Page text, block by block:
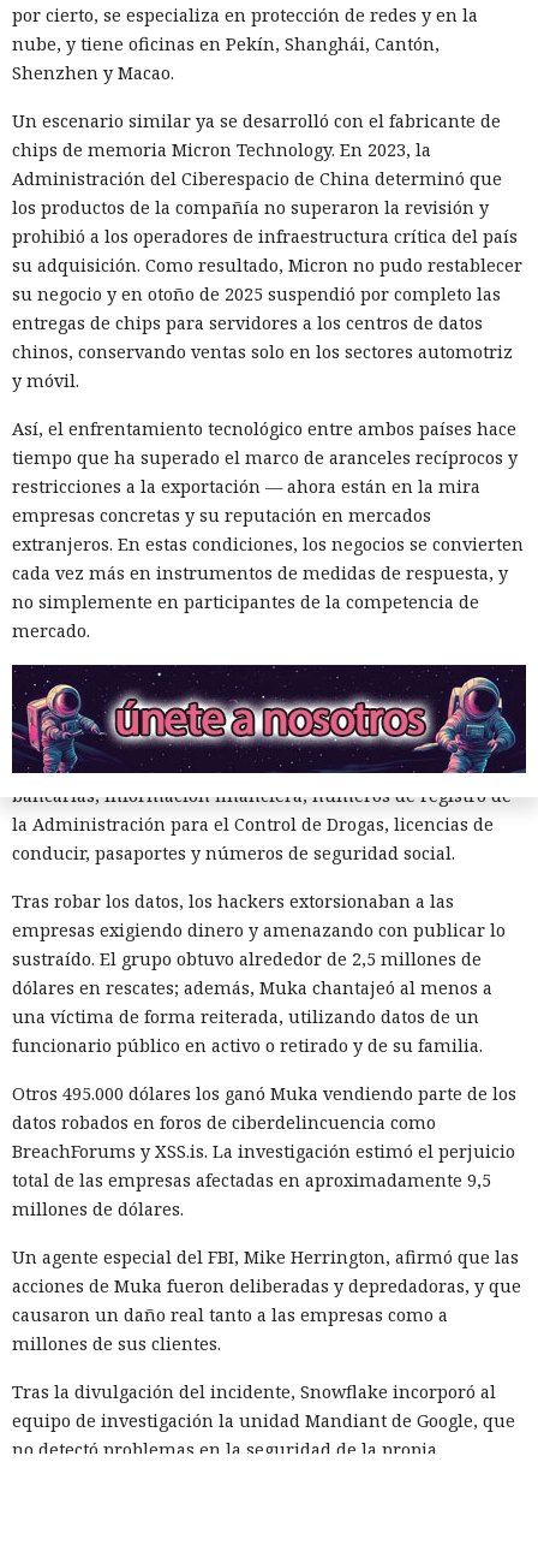
por cierto, se especializa en protección de redes y en la
nube, y tiene oficinas en Pekín, Shanghái, Cantón,
Shenzhen y Macao.
Un escenario similar ya se desarrolló con el fabricante de
chips de memoria Micron Technology. En 2023, la
Administración del Ciberespacio de China determinó que
los productos de la compañía no superaron la revisión y
prohibió a los operadores de infraestructura crítica del país
su adquisición. Como resultado, Micron no pudo restablecer
su negocio y en otoño de 2025 suspendió por completo las
entregas de chips para servidores a los centros de datos
chinos, conservando ventas solo en los sectores automotriz
y móvil.
Así, el enfrentamiento tecnológico entre ambos países hace
tiempo que ha superado el marco de aranceles recíprocos y
restricciones a la exportación — ahora están en la mira
empresas concretas y su reputación en mercados
extranjeros. En estas condiciones, los negocios se convierten
cada vez más en instrumentos de medidas de respuesta, y
no simplemente en participantes de la competencia de
mercado.
El canadiense Connor Riley Muka ganó dinero durante
muchos meses con datos robados de otras personas, antes
de ser detenido y entregado a la justicia estadounidense por
uno de los mayores hackeos de los últimos años — ataque a
la plataforma en la nube Snowflake.
Muka, de 26 años, se declaró culpable de cargos de fraude
informático y telefónico, robo agravado de datos personales
y conspiración en un tribunal federal del estado de
Washington. Su sentencia se dictará el 27 de octubre; la
pena máxima es de hasta 32 años de prisión.
acceder a cuentas de Snowflake y robaron información de al
menos 165 empresas. Entre las afectadas se encuentran
AT&T, Ticketmaster, Advance Auto Parts, Neiman Marcus,
Santander, LendingTree y uno de los distritos escolares más
grandes de Estados Unidos.
La magnitud de las filtraciones fue enorme: en el caso de
AT&T se trató de registros de llamadas y mensajes de más
de 100 millones de abonados, y el hackeo a Ticketmaster
afectó a alrededor de 560 millones de usuarios.
Según la investigación, los hackeos ocurrieron entre febrero
y octubre de 2024. Los atacantes accedieron a cuentas
bancarias, información financiera, números de registro de
la Administración para el Control de Drogas, licencias de
conducir, pasaportes y números de seguridad social.
Tras robar los datos, los hackers extorsionaban a las
empresas exigiendo dinero y amenazando con publicar lo
sustraído. El grupo obtuvo alrededor de 2,5 millones de
dólares en rescates; además, Muka chantajeó al menos a
una víctima de forma reiterada, utilizando datos de un
funcionario público en activo o retirado y de su familia.
Otros 495.000 dólares los ganó Muka vendiendo parte de los
datos robados en foros de ciberdelincuencia como
BreachForums y XSS.is. La investigación estimó el perjuicio
total de las empresas afectadas en aproximadamente 9,5
millones de dólares.
Un agente especial del FBI, Mike Herrington, afirmó que las
acciones de Muka fueron deliberadas y depredadoras, y que
causaron un daño real tanto a las empresas como a
millones de sus clientes.
Tras la divulgación del incidente, Snowflake incorporó al
equipo de investigación la unidad Mandiant de Google, que
no detectó problemas en la seguridad de la propia